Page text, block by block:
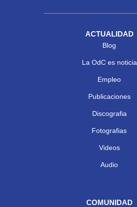
ACTUALIDAD
Blog
La OdC es noticia
Empleo
Publicaciones
Discografia
Fotografias
Videos
Audio
COMUNIDAD